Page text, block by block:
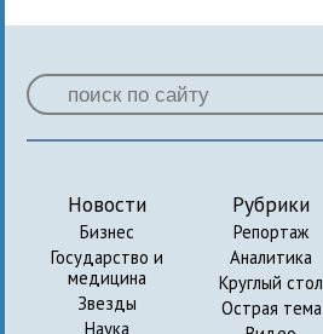
Новости
Бизнес
Государство и
медицина
Звезды
Наука
Рубрики
Репортаж
Аналитика
Круглый стол
Острая тема